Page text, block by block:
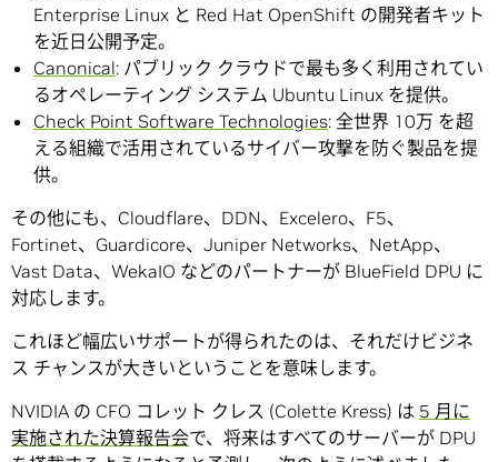
Enterprise Linux と Red Hat OpenShift の開発者キット
を近日公開予定。
Canonical: パブリック クラウドで最も多く利用されてい
るオペレーティング システム Ubuntu Linux を提供。
Check Point Software Technologies: 全世界 10万 を超
える組織で活用されているサイバー攻撃を防ぐ製品を提
供。
その他にも、Cloudflare、DDN、Excelero、F5、
Fortinet、Guardicore、Juniper Networks、NetApp、
Vast Data、WekaIO などのパートナーが BlueField DPU に
対応します。
これほど幅広いサポートが得られたのは、それだけビジネ
ス チャンスが大きいということを意味します。
NVIDIA の CFO コレット クレス (Colette Kress) は 5 月に
実施された決算報告会で、将来はすべてのサーバーが DPU